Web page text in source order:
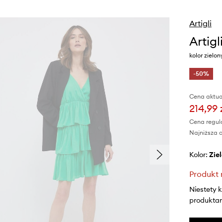
Artigli
kolor
-50%
Cena
214,99
Cena
Najniższa
Kolor:
Produkt
Niestety